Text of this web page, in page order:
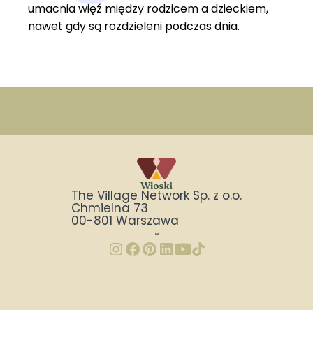
umacnia więź między rodzicem a dzieckiem,
nawet gdy są rozdzieleni podczas dnia.
The Village Network Sp. z o.o.
Chmielna 73
00-801 Warszawa